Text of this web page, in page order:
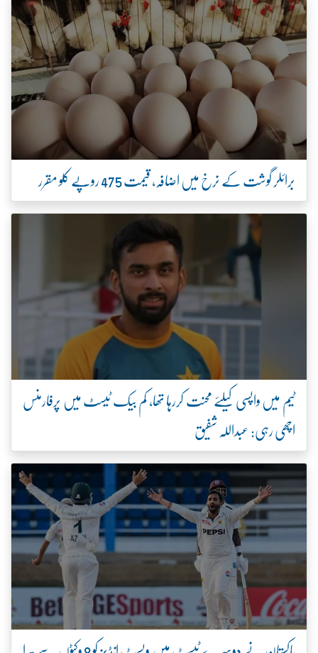
برائلر گوشت کے نرخ میں اضافہ، قیمت 475 روپے کلو مقرر
ٹیم میں واپسی کیلئے محنت کررہا تھا، کم بیک ٹیسٹ میں پرفارمنس
اچھی رہی: عبداللہ شفیق